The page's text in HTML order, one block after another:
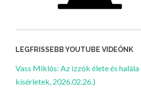
LEGFRISSEBB YOUTUBE VIDEÓNK
Vass Miklós: Az izzók élete és
kísérletek, 2026.02.26.)